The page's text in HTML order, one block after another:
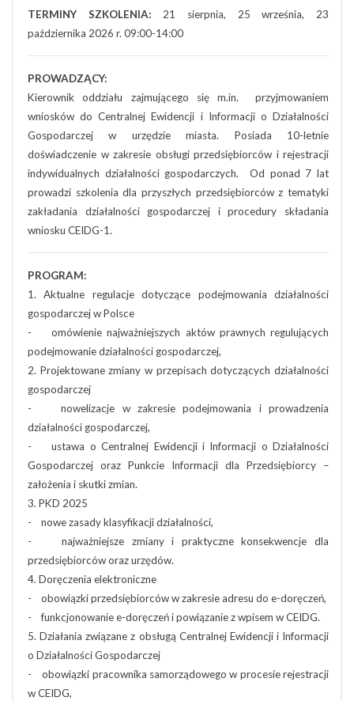
TERMINY SZKOLENIA: 21 sierpnia, 25 września, 23
października 2026 r. 09:00-14:00
PROWADZĄCY:
Kierownik oddziału zajmującego się m.in. przyjmowaniem
wniosków do Centralnej Ewidencji i Informacji o Działalności
Gospodarczej w urzędzie miasta. Posiada 10-letnie
doświadczenie w zakresie obsługi przedsiębiorców i rejestracji
indywidualnych działalności gospodarczych. Od ponad 7 lat
prowadzi szkolenia dla przyszłych przedsiębiorców z tematyki
zakładania działalności gospodarczej i procedury składania
wniosku CEIDG-1.
PROGRAM:
1. Aktualne regulacje dotyczące podejmowania działalności
gospodarczej w Polsce
- omówienie najważniejszych aktów prawnych regulujących
podejmowanie działalności gospodarczej,
2. Projektowane zmiany w przepisach dotyczących działalności
gospodarczej
- nowelizacje w zakresie podejmowania i prowadzenia
działalności gospodarczej,
- ustawa o Centralnej Ewidencji i Informacji o Działalności
Gospodarczej oraz Punkcie Informacji dla Przedsiębiorcy –
założenia i skutki zmian.
3. PKD 2025
- nowe zasady klasyfikacji działalności,
- najważniejsze zmiany i praktyczne konsekwencje dla
przedsiębiorców oraz urzędów.
4. Doręczenia elektroniczne
- obowiązki przedsiębiorców w zakresie adresu do e-doręczeń,
- funkcjonowanie e-doręczeń i powiązanie z wpisem w CEIDG.
5. Działania związane z obsługą Centralnej Ewidencji i Informacji
o Działalności Gospodarczej
- obowiązki pracownika samorządowego w procesie rejestracji
w CEIDG,